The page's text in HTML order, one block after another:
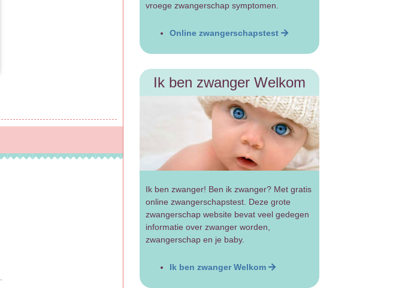
vroege zwangerschap symptomen.
Online zwangerschapstest
Ik ben zwanger Welkom
Ik ben zwanger! Ben ik zwanger? Met gratis
online zwangerschapstest. Deze grote
zwangerschap website bevat veel gedegen
informatie over zwanger worden,
zwangerschap en je baby.
Ik ben zwanger Welkom